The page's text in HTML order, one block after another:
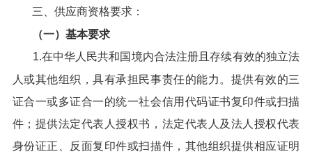
三、供应商资格要求：
（一）基本要求
1.在中华人民共和国境内合法注册且存续有效的独立法
人或其他组织，具有承担民事责任的能力。提供有效的三
证合一或多证合一的统一社会信用代码证书复印件或扫描
件；提供法定代表人授权书，法定代表人及法人授权代表
身份证正、反面复印件或扫描件，其他组织提供相应证明